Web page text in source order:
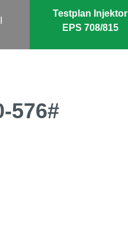
Testplan Injektor
EPS 708/815
576#